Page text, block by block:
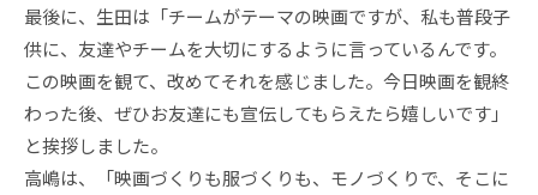
最後に、生田は「チームがテーマの映画ですが、私も普段子
供に、友達やチームを大切にするように言っているんです。
この映画を観て、改めてそれを感じました。今日映画を観終
わった後、ぜひお友達にも宣伝してもらえたら嬉しいです」
と挨拶しました。
高嶋は、「映画づくりも服づくりも、モノづくりで、そこに